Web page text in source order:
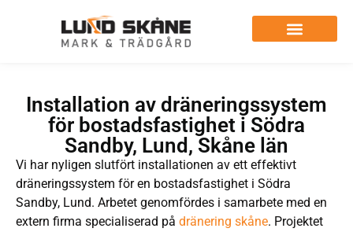
Installation av dräneringssystem
för bostadsfastighet i Södra
Sandby, Lund, Skåne län
Vi har nyligen slutfört installationen av ett effektivt
dräneringssystem för en bostadsfastighet i Södra
Sandby, Lund. Arbetet genomfördes i samarbete med en
extern firma specialiserad på dränering skåne. Projektet